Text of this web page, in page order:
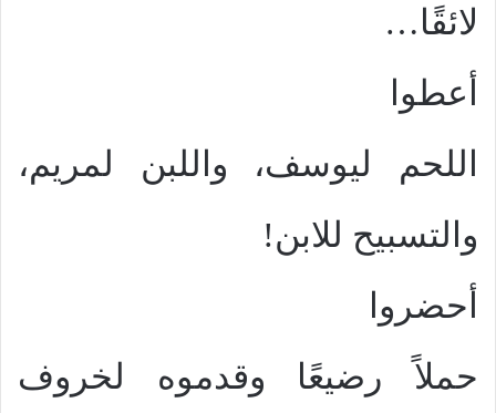
لائقًا…
أعطوا
اللحم ليوسف، واللبن لمريم،
والتسبيح للابن!
أحضروا
حملاً رضيعًا وقدموه لخروف